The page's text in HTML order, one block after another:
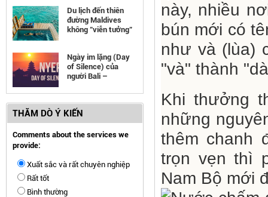
Du lịch đến thiên
đường Maldives
không "viễn tưởng"
Ngày im lặng (Day
of Silence) của
người Bali –
THĂM DÒ Ý KIẾN
Comments about the services we
provide:
Xuất sắc và rất chuyên nghiệp
Rất tốt
Bình thường
này, nhiều
bún mới có
như và (lùa)
"và" thành
Khi thưởng
những
thêm chanh
trọn vẹn thì
Nam Bộ mới